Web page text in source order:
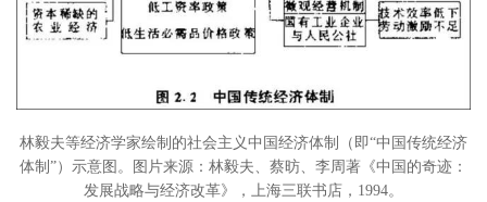
林毅夫等经济学家绘制的社会主义中国经济体制（即“中国传统经济
体制”）示意图。图片来源：林毅夫、蔡昉、李周著《中国的奇迹：
发展战略与经济改革》，上海三联书店，1994。